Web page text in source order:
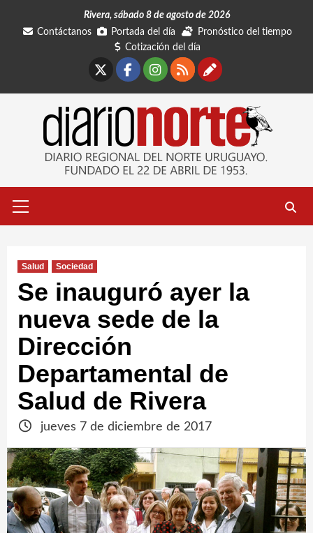
Rivera, sábado 8 de agosto de 2026
Contáctanos
Portada del día
Pronóstico del tiempo
Cotización del día
Facebook
Instagram
RSSContáctanos
primario
Salud Sociedad
Se inauguró ayer la
nueva sede de la
Dirección
Departamental de
Salud de Rivera
jueves 7 de diciembre de 2017